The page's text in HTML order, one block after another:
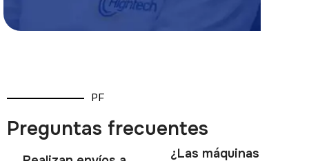
PF
Preguntas frecuentes
¿Las máquinas